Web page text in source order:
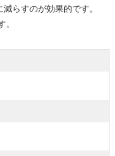
らすのが効果的です。